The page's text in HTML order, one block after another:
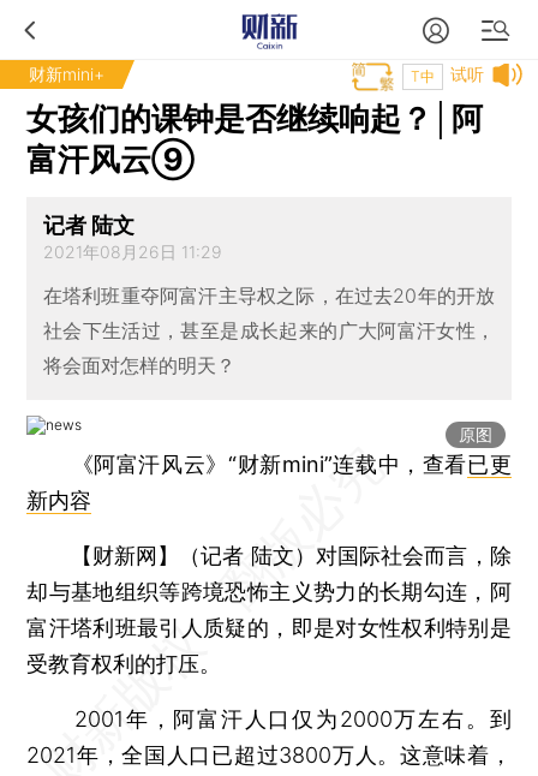
财新mini+ 试听
T中
女孩们的课钟是否继续响起？│阿
富汗风云⑨
记者 陆文
2021年08月26日 11:29
在塔利班重夺阿富汗主导权之际，在过去20年的开放
社会下生活过，甚至是成长起来的广大阿富汗女性，
将会面对怎样的明天？
原图
《阿富汗风云》“财新mini”连载中，查看已更
新内容
【财新网】（记者 陆文） 对国际社会而言，除
却与基地组织等跨境恐怖主义势力的长期勾连，阿
富汗塔利班最引人质疑的，即是对女性权利特别是
受教育权利的打压。
2001年，阿富汗人口仅为2000万左右。到
2021年，全国人口已超过3800万人。这意味着，